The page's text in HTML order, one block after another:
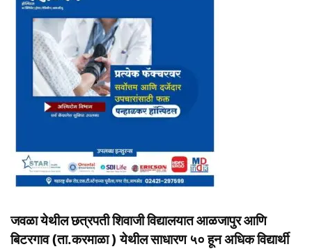
जवळा येथील छत्रपती शिवाजी विद्यालयात आळजापुर आणि
बिटरगाव (ता.करमाळा ) येथील साधारण ५० हून अधिक विद्यार्थी